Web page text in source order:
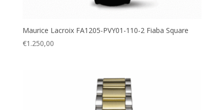
Maurice Lacroix FA1205-PVY01-110-2 Fiaba Square
€1.250,00